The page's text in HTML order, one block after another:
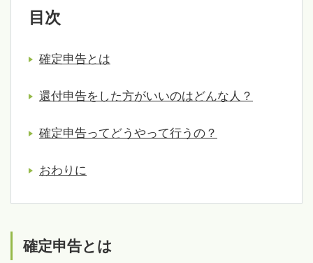
目次
確定申告とは
還付申告をした方がいいのはどんな人？
確定申告ってどうやって行うの？
おわりに
確定申告とは